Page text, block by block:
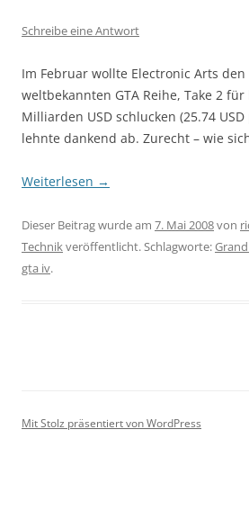
Schreibe eine Antwort
Im Februar wollte Electronic Arts
weltbekannten GTA Reihe, Take 2
Milliarden USD schlucken (25.74
lehnte dankend ab. Zurecht – wie
Weiterlesen →
Dieser Beitrag wurde am 7. Mai 2008von
Technikveröffentlicht. Schlagworte:
gta iv.
Mit Stolz präsentiert von WordPress